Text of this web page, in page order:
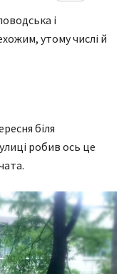
і
утому числі й
біля
робив ось це